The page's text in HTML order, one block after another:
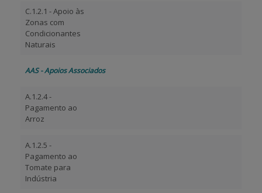
C.1.2.1 - Apoio às
Zonas com
Condicionantes
Naturais
AAS - Apoios Associados
A.1.2.4 -
Pagamento ao
Arroz
A.1.2.5 -
Pagamento ao
Tomate para
Indústria